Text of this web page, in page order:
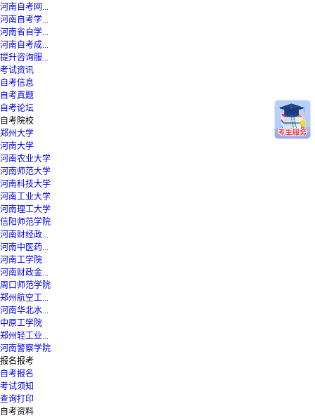
河南自考网...
河南自考学...
河南省自学...
河南自考成...
提升咨询服...
考试资讯
自考信息
自考真题
自考论坛
自考院校
郑州大学
河南大学
河南农业大学
河南师范大学
河南科技大学
河南工业大学
河南理工大学
信阳师范学院
河南财经政...
河南中医药...
河南工学院
河南财政金...
周口师范学院
郑州航空工...
河南华北水...
中原工学院
郑州轻工业...
河南警察学院
报名报考
自考报名
考试须知
查询打印
自考资料